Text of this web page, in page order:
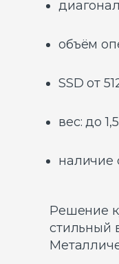
объём
SSD от
вес: до
наличие
Решение
стильный